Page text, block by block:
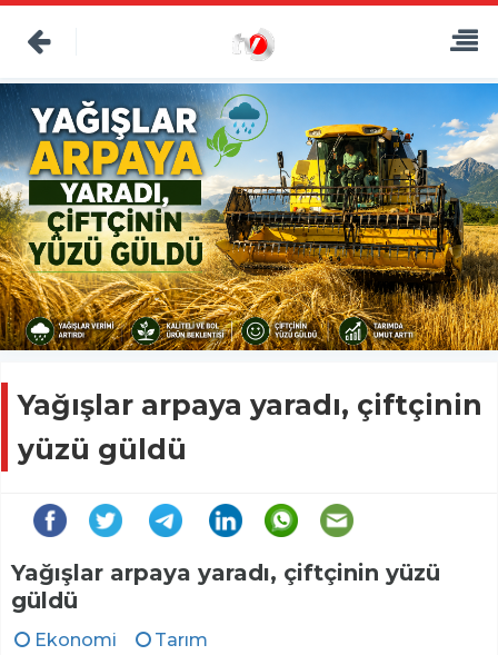
Yağışlar arpaya yaradı, çiftçinin
yüzü güldü
Yağışlar arpaya yaradı, çiftçinin yüzü
güldü
Ekonomi
Tarım